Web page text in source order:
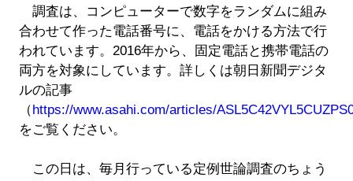
調査は、コンピューターで数字をランダムに組み
合わせて作った電話番号に、電話をかける方法で行
われています。2016年から、固定電話と携帯電話の
両方を対象にしています。詳しくは朝日新聞デジタ
ルの記事
（https://www.asahi.com/articles/
をご覧ください。
この日は、毎月行っている定例世論調査のちょう